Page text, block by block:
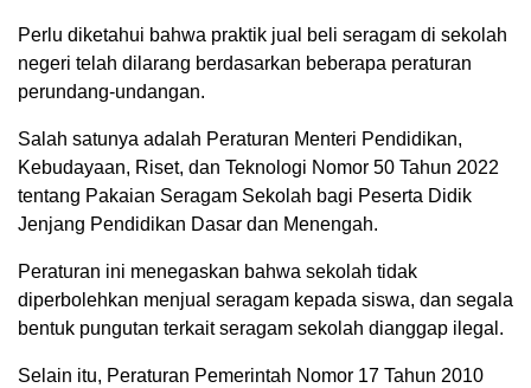
Perlu diketahui bahwa praktik jual beli seragam di sekolah
negeri telah dilarang berdasarkan beberapa peraturan
perundang-undangan.
Salah satunya adalah Peraturan Menteri Pendidikan,
Kebudayaan, Riset, dan Teknologi Nomor 50 Tahun 2022
tentang Pakaian Seragam Sekolah bagi Peserta Didik
Jenjang Pendidikan Dasar dan Menengah.
Peraturan ini menegaskan bahwa sekolah tidak
diperbolehkan menjual seragam kepada siswa, dan segala
bentuk pungutan terkait seragam sekolah dianggap ilegal.
Selain itu, Peraturan Pemerintah Nomor 17 Tahun 2010